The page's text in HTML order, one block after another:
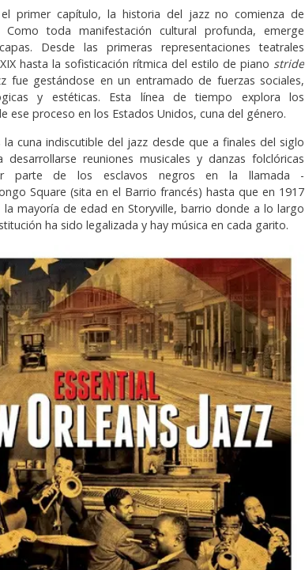
primer capítulo, la historia del jazz no comienza de
Como toda manifestación cultural profunda, emerge
Desde las primeras representaciones teatrales
hasta la sofisticación rítmica del estilo de piano stride
fue gestándose en un entramado de fuerzas sociales,
y estéticas. Esta línea de tiempo explora los
ese proceso en los Estados Unidos, cuna del género.
la cuna indiscutible del jazz desde que a finales del siglo
desarrollarse reuniones musicales y danzas folclóricas
parte de los esclavos negros en la llamada -
Square (sita en el Barrio francés) hasta que en 1917
la mayoría de edad en Storyville, barrio donde a lo largo
ha sido legalizada y hay música en cada garito.